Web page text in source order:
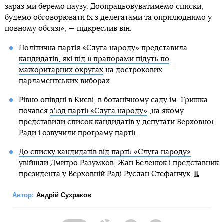
зараз ми беремо паузу. Доопрацьовуватимемо списки,
будемо обговорювати їх з делегатами та оприлюднимо у
повному обсязі», — підкреслив він.
Політична партія «Слуга народу» представила
кандидатів, які під її прапорами підуть по
мажоритарних округахна дострокових
парламентських виборах.
Рівно опівдні в Києві, в ботанічному саду ім. Гришка
почався зʼїзд партії «Слуга народу»,на якому
представили список кандидатів у депутати Верховної
Ради і озвучили програму партії.
До списку кандидатів від партії «Слуга народу»
увійшли Дмитро Разумков, Жан Беленюк і представник
президента у Верховній Раді Руслан Стефанчук.
Автор: Андрій Сухраков